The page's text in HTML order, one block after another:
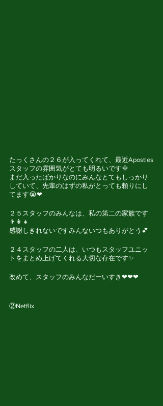
たっくさんの２６が入ってくれて、最近Apostles
スタッフの雰囲気がとても明るいです🌞
まだ入ったばかりなのにみんなとてもしっかり
していて、先輩のはずの私がとっても頼りにし
てます😭❤
２５スタッフのみんなは、私の第二の家族です
👨‍👩‍👧
感謝しきれないですみんないつもありがとう💕
２４スタッフの二人は、いつもスタッフユニッ
トをまとめ上げてくれる大切な存在です✨
改めて、スタッフのみんなだーいすき❤❤❤
②Netflix